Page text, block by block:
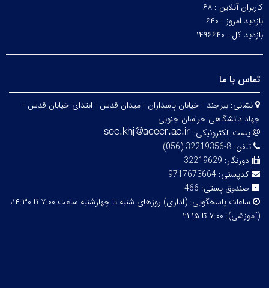
کاربران آنلاین : ۶۸
بازدید امروز : ۶۴۰
بازدید کل : ۱۴۹۶۶۴۰
تماس با ما
نشانی: بیرجند - خیابان پاسداران - میدان قدس - ابتدای خیابان قدس -
جهاد دانشگاهی خراسان جنوبی
پست الکترونیکی:
تلفن: 8-32219356 (056)
دورنگار: 32219629
کدپستی: 9717673664
صندوق پستی: 466
ساعات پاسخگویی:
(اداری) روزهای شنبه تا چهارشنبه ساعت:۷:۰۰ تا ۱۴:۳۰،
(آموزشی): ۷:۰۰ تا ۲۱:۱۵